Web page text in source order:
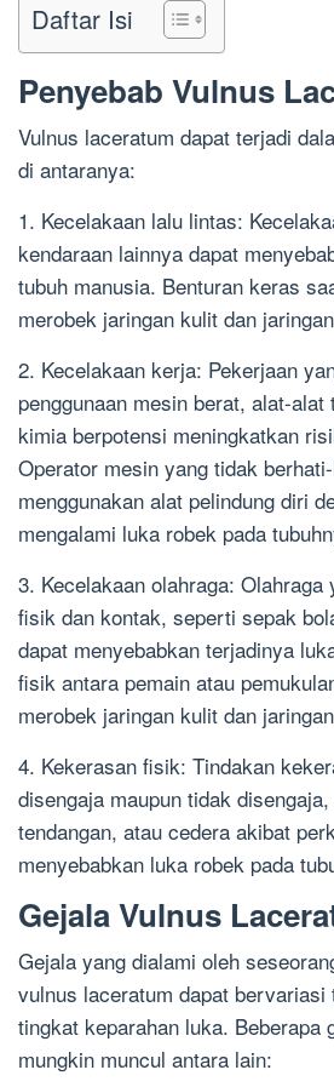
Daftar Isi
Penyebab Vulnus
Vulnus laceratum dapat terjadi
di antaranya:
1. Kecelakaan lalu lintas:
kendaraan lainnya dapat
tubuh manusia. Benturan keras
merobek jaringan kulit dan
2. Kecelakaan kerja: Pekerjaan
penggunaan mesin berat, alat-alat
kimia berpotensi meningkatkan
Operator mesin yang tidak
menggunakan alat pelindung diri
mengalami luka robek pada
3. Kecelakaan olahraga: Olahraga
fisik dan kontak, seperti sepak
dapat menyebabkan terjadinya
fisik antara pemain atau
merobek jaringan kulit dan
4. Kekerasan fisik: Tindakan
disengaja maupun tidak
tendangan, atau cedera akibat
menyebabkan luka robek pada
Gejala Vulnus
Gejala yang dialami oleh
vulnus laceratum dapat bervariasi
tingkat keparahan luka. Beberapa
mungkin muncul antara lain: